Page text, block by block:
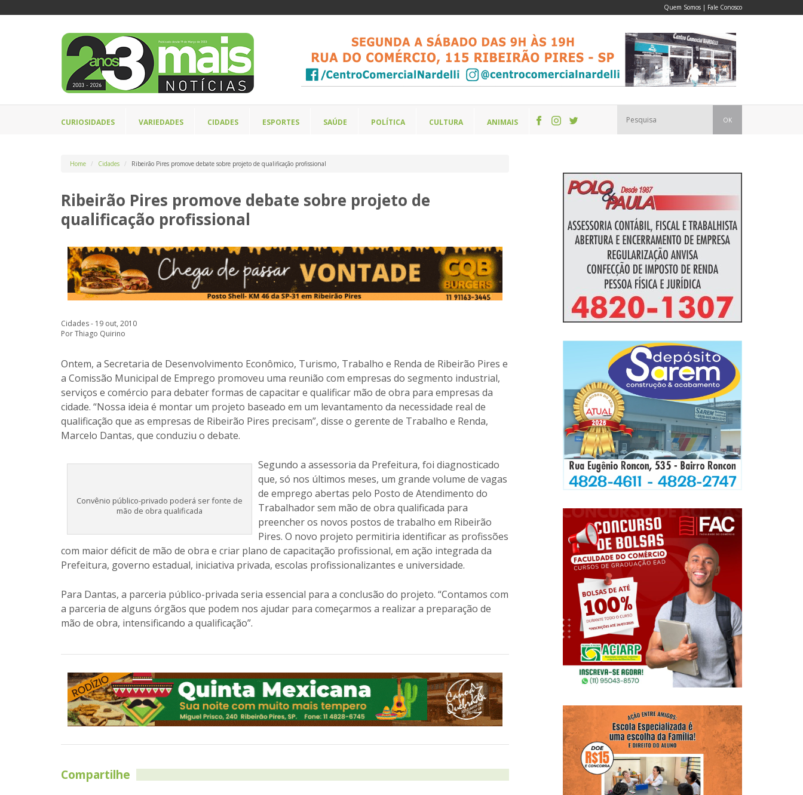
Quem Somos | Fale Conosco
CURIOSIDADES VARIEDADES CIDADES ESPORTES SAÚDE POLÍTICA CULTURA ANIMAIS OK
Home Cidades Ribeirão Pires promove debate sobre projeto de qualificação profissional
Ribeirão Pires promove debate sobre projeto de
qualificação profissional
Cidades - 19 out, 2010
Por Thiago Quirino
Ontem, a Secretaria de Desenvolvimento Econômico, Turismo, Trabalho e Renda de Ribeirão Pires e
a Comissão Municipal de Emprego promoveu uma reunião com empresas do segmento industrial,
serviços e comércio para debater formas de capacitar e qualificar mão de obra para empresas da
cidade. “Nossa ideia é montar um projeto baseado em um levantamento da necessidade real de
qualificação que as empresas de Ribeirão Pires precisam”, disse o gerente de Trabalho e Renda,
Marcelo Dantas, que conduziu o debate.
Convênio público-privado poderá ser fonte de
mão de obra qualificada
Segundo a assessoria da Prefeitura, foi diagnosticado
que, só nos últimos meses, um grande volume de vagas
de emprego abertas pelo Posto de Atendimento do
Trabalhador sem mão de obra qualificada para
preencher os novos postos de trabalho em Ribeirão
Pires. O novo projeto permitiria identificar as profissões
com maior déficit de mão de obra e criar plano de capacitação profissional, em ação integrada da
Prefeitura, governo estadual, iniciativa privada, escolas profissionalizantes e universidade.
Para Dantas, a parceria público-privada seria essencial para a conclusão do projeto. “Contamos com
a parceria de alguns órgãos que podem nos ajudar para começarmos a realizar a preparação de
mão de obra, intensificando a qualificação”.
Compartilhe